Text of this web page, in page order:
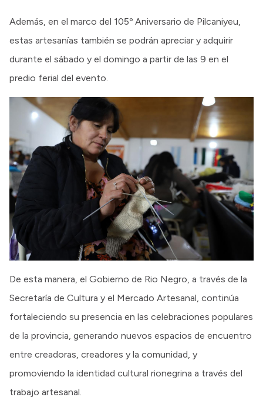
Además, en el marco del 105º Aniversario de Pilcaniyeu,
estas artesanías también se podrán apreciar y adquirir
durante el sábado y el domingo a partir de las 9 en el
predio ferial del evento.
De esta manera, el Gobierno de Rio Negro, a través de la
Secretaría de Cultura y el Mercado Artesanal, continúa
fortaleciendo su presencia en las celebraciones populares
de la provincia, generando nuevos espacios de encuentro
entre creadoras, creadores y la comunidad, y
promoviendo la identidad cultural rionegrina a través del
trabajo artesanal.